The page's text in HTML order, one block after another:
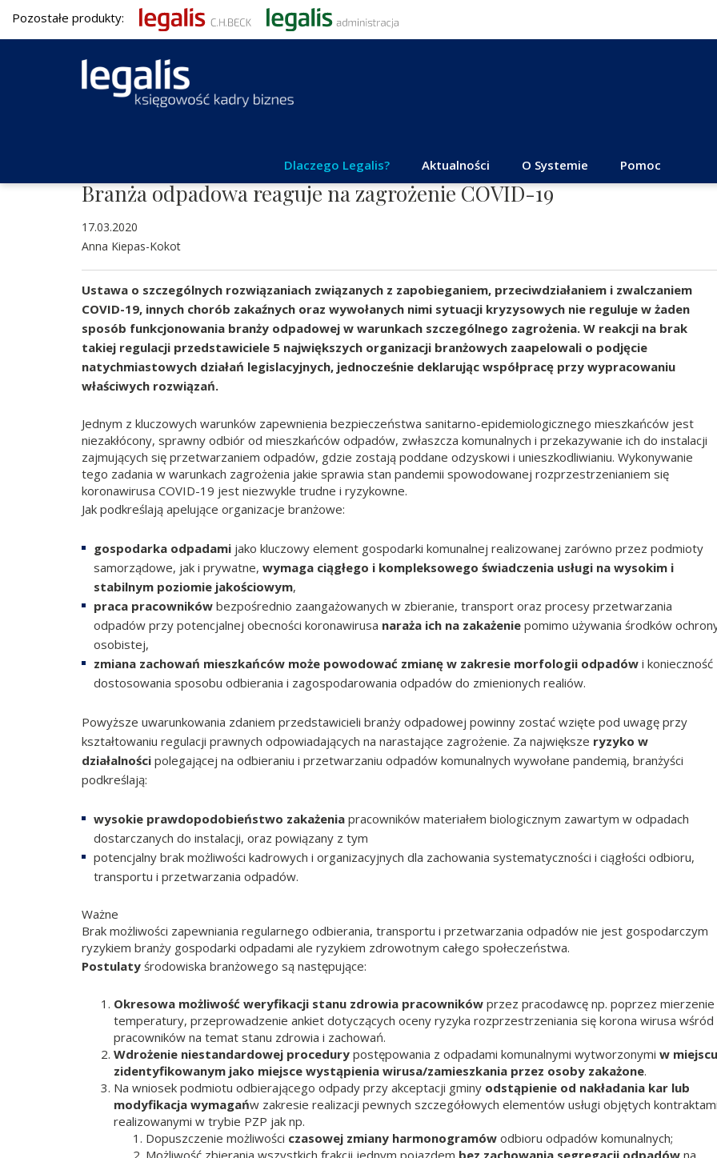
Pozostałe produkty:
Dlaczego Legalis? Aktualności O Systemie Pomoc
Branża odpadowa reaguje na zagrożenie COVID-19
17.03.2020
Anna Kiepas-Kokot
Ustawa o szczególnych rozwiązaniach związanych z zapobieganiem, przeciwdziałaniem i zwalczaniem
COVID-19, innych chorób zakaźnych oraz wywołanych nimi sytuacji kryzysowych nie reguluje w żaden
sposób funkcjonowania branży odpadowej w warunkach szczególnego zagrożenia. W reakcji na brak
takiej regulacji przedstawiciele 5 największych organizacji branżowych zaapelowali o podjęcie
natychmiastowych działań legislacyjnych, jednocześnie deklarując współpracę przy wypracowaniu
właściwych rozwiązań.
Jednym z kluczowych warunków zapewnienia bezpieczeństwa sanitarno-epidemiologicznego mieszkańców jest
niezakłócony, sprawny odbiór od mieszkańców odpadów, zwłaszcza komunalnych i przekazywanie ich do instalacji
zajmujących się przetwarzaniem odpadów, gdzie zostają poddane odzyskowi i unieszkodliwianiu. Wykonywanie
tego zadania w warunkach zagrożenia jakie sprawia stan pandemii spowodowanej rozprzestrzenianiem się
koronawirusa COVID-19 jest niezwykle trudne i ryzykowne.
Jak podkreślają apelujące organizacje branżowe:
gospodarka odpadami jako kluczowy element gospodarki komunalnej realizowanej zarówno przez podmioty
samorządowe, jak i prywatne, wymaga ciągłego i kompleksowego świadczenia usługi na wysokim i
stabilnym poziomie jakościowym,
praca pracowników bezpośrednio zaangażowanych w zbieranie, transport oraz procesy przetwarzania
odpadów przy potencjalnej obecności koronawirusa naraża ich na zakażenie pomimo używania środków
osobistej,
zmiana zachowań mieszkańców może powodować zmianę w zakresie morfologii odpadów i konieczność
dostosowania sposobu odbierania i zagospodarowania odpadów do zmienionych realiów.
Powyższe uwarunkowania zdaniem przedstawicieli branży odpadowej powinny zostać wzięte pod uwagę przy
kształtowaniu regulacji prawnych odpowiadających na narastające zagrożenie. Za największe ryzyko w
działalności polegającej na odbieraniu i przetwarzaniu odpadów komunalnych wywołane pandemią, branżyści
podkreślają:
wysokie prawdopodobieństwo zakażenia pracowników materiałem biologicznym zawartym w odpadach
dostarczanych do instalacji, oraz powiązany z tym
potencjalny brak możliwości kadrowych i organizacyjnych dla zachowania systematyczności i ciągłości odbioru,
transportu i przetwarzania odpadów.
Ważne
Brak możliwości zapewniania regularnego odbierania, transportu i przetwarzania odpadów nie jest gospodarczym
ryzykiem branży gospodarki odpadami ale ryzykiem zdrowotnym całego społeczeństwa.
Postulaty środowiska branżowego są następujące:
Okresowa możliwość weryfikacji stanu zdrowia pracowników przez pracodawcę np. poprzez mierzenie
temperatury, przeprowadzenie ankiet dotyczących oceny ryzyka rozprzestrzeniania się korona wirusa wśród
pracowników na temat stanu zdrowia i zachowań.
Wdrożenie niestandardowej procedury postępowania z odpadami komunalnymi wytworzonymi w miejscu
zidentyfikowanym jako miejsce wystąpienia wirusa/zamieszkania przez osoby zakażone.
Na wniosek podmiotu odbierającego odpady przy akceptacji gminy odstąpienie od nakładania kar lub
modyfikacja wymagańw zakresie realizacji pewnych szczegółowych elementów usługi objętych
realizowanymi w trybie PZP jak np.
Dopuszczenie możliwości czasowej zmiany harmonogramów odbioru odpadów komunalnych;
Możliwość zbierania wszystkich frakcji jednym pojazdem bez zachowania segregacji odpadów na